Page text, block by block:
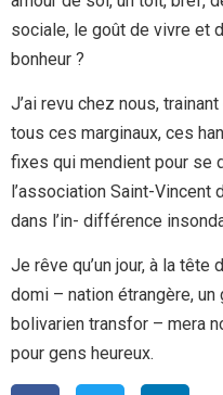
sociale, le goût de vivre et
bonheur ?
J’ai revu chez nous,
tous ces marginaux, ces
fixes qui mendient pour se
l’association Saint-Vincent
dans l’in- différence
Je rêve qu’un jour, à la
domi – nation étrangère,
bolivarien transfor – mera
pour gens heureux.